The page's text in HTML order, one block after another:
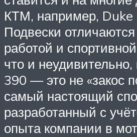
КТМ, например, Duke
Подвески
работой и
что и
390 — это не «закос
самый настоящий
разработанный с
опыта компании в